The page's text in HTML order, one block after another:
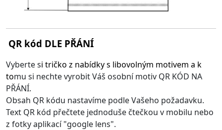
QR kód DLE PŘÁNÍ
Vyberte si tričko z nabídky s libovolným motivem a k
tomu si nechte vyrobit Váš osobní motiv QR KÓD NA
PŘÁNÍ.
Obsah QR kódu nastavíme podle Vašeho požadavku.
Text QR kód přečtete jednoduše čtečkou v mobilu nebo
z fotky aplikací "google lens".